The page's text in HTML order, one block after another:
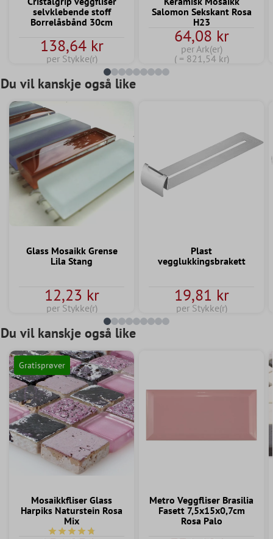
selvklebende stoff
Borrelåsbånd 30cm
138,64 kr
per Stykke(r)
Salomon Sekskant Rosa
H23
64,08 kr
per Ark(er)
( = 821,54 kr)
Du vil kanskje også like
Glass Mosaikk Grense
Lila Stang
12,23 kr
per Stykke(r)
Plast
vegglukkingsbrakett
19,81 kr
per Stykke(r)
Du vil kanskje også like
Gratisprøver
Mosaikkfliser Glass
Harpiks Naturstein Rosa
Mix
Metro Veggfliser Brasilia
Fasett 7,5x15x0,7cm
Rosa Palo